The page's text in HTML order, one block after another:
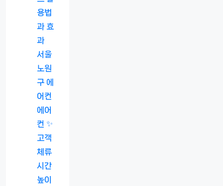
용법
과 효
과
서울
노원
구 에
어컨
에어
컨 ✨
고객
체류
시간
높이